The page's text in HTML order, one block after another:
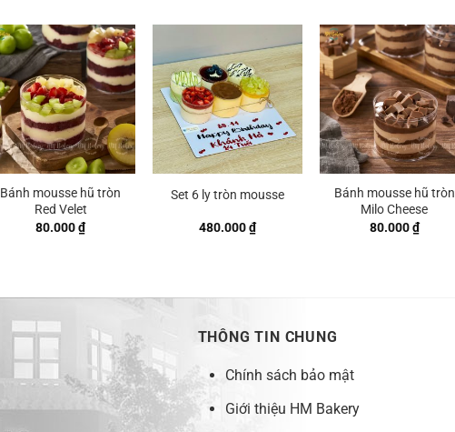
Bánh mousse hũ tròn
Red Velet
80.000₫
Set 6 ly tròn mousse
480.000₫
Bánh mousse hũ tròn
Milo Cheese
80.000₫
THÔNG TIN CHUNG
Chính sách bảo mật
Giới thiệu HM Bakery